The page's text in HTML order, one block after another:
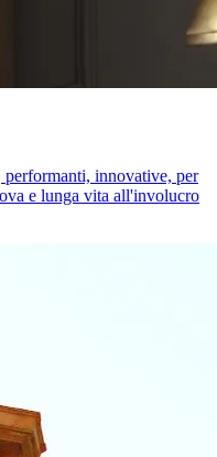
innovative, per
e lunga vita all'involucro